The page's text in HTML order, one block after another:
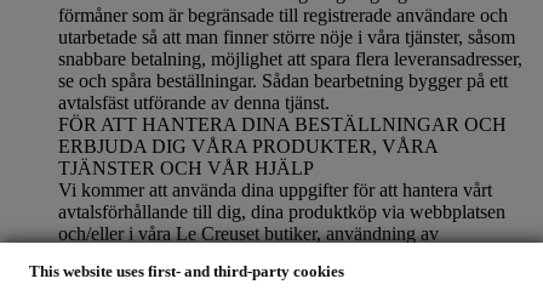
This website uses first- and third-party cookies
förmåner som är begränsade till registrerade användare och
utarbetade så att man finner större nöje i våra tjänster, såsom
snabbare betalning, möjlighet att spara flera leveransadresser,
se och spåra beställningar. Sådan bearbetning bygger på ett
avtalsfäst utförande av denna tjänst.
FÖR ATT HANTERA DINA BESTÄLLNINGAR OCH
ERBJUDA DIG VÅRA PRODUKTER, VÅRA
TJÄNSTER OCH VÅR HJÄLP
Vi kommer att använda dina uppgifter för att hantera vårt
avtalsförhållande till dig, dina produktköp via webbplatsen
och/eller i våra Le Creuset butiker, användning av
eller ditt eventuella deltagande i tävlingar. Vi kanske måste